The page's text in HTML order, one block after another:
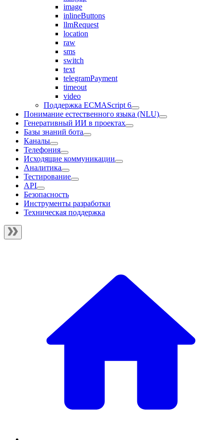
image
inlineButtons
llmRequest
location
raw
sms
switch
text
telegramPayment
timeout
video
Поддержка ECMAScript 6
Понимание естественного языка (NLU)
Генеративный ИИ в проектах
Базы знаний бота
Каналы
Телефония
Исходящие коммуникации
Аналитика
Тестирование
API
Безопасность
Инструменты разработки
Техническая поддержка